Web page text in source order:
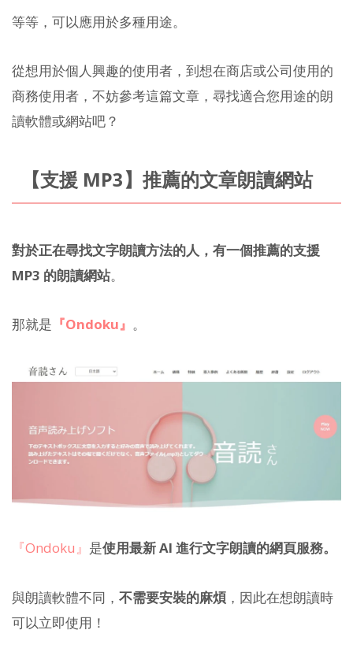
等等，可以應用於多種用途。
從想用於個人興趣的使用者，到想在商店或公司使用的
商務使用者，不妨參考這篇文章，尋找適合您用途的朗
讀軟體或網站吧？
【支援 MP3】推薦的文章朗讀網站
對於正在尋找文字朗讀方法的人，有一個推薦的支援
MP3 的朗讀網站。
那就是 『Ondoku』 。
『Ondoku』 是使用最新 AI 進行文字朗讀的網頁服務。
與朗讀軟體不同， 不需要安裝的麻煩 ，因此在想朗讀時
可以立即使用！